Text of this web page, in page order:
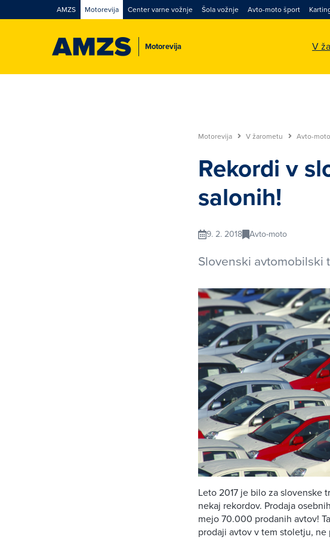
Motorevija
AMZS Motorevija Center varne vožnje Šola vožnje Avto-moto šport
V
Motorevija V žarometu Avto-moto
Rekordi v
salonih!
9. 2. 2018 Avto-moto
Slovenski avtomobilski
Leto 2017 je bilo za slovenske
nekaj rekordov. Prodaja
mejo 70.000 prodanih avtov!
prodaji avtov v tem stoletju,